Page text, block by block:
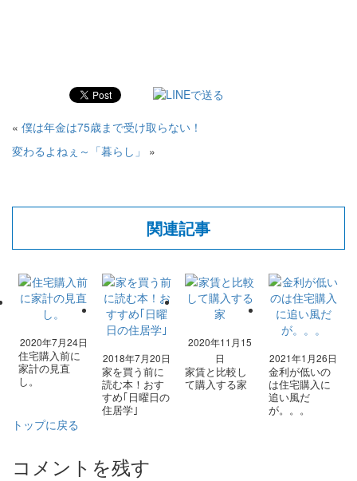
« 僕は年金は75歳まで受け取らない！
変わるよねぇ～「暮らし」
»
関連記事
2020年7月24日
住宅購入前に
家計の見直
し。
2018年7月20日
家を買う前に
読む本！おす
すめ｢日曜日の
住居学｣
2020年11月15
日
家賃と比較し
て購入する家
2021年1月26日
金利が低いの
は住宅購入に
追い風だ
が。。。
トップに戻る
コメントを残す